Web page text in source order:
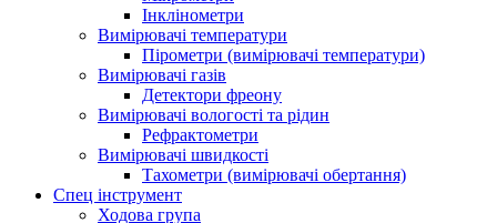
Інклінометри
Вимірювачі температури
Пірометри (вимірювачі температури)
Вимірювачі газів
Детектори фреону
Вимірювачі вологості та рідин
Рефрактометри
Вимірювачі швидкості
Тахометри (вимірювачі обертання)
Спец інструмент
Ходова група